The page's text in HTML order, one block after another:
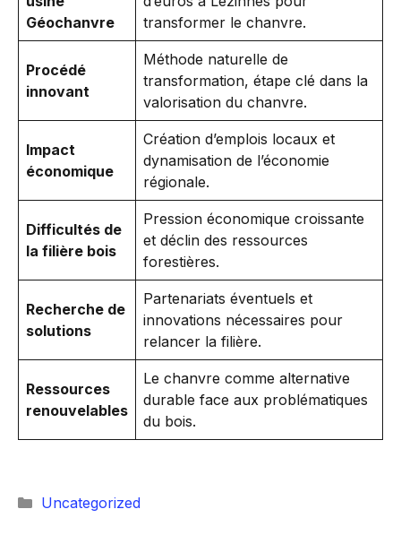
Géochanvre
transformer le chanvre.
Procédé
innovant
Méthode naturelle de
transformation, étape clé dans la
valorisation du chanvre.
Impact
économique
Création d’emplois locaux et
dynamisation de l’économie
régionale.
Difficultés de
la filière bois
Pression économique croissante
et déclin des ressources
forestières.
Recherche de
solutions
Partenariats éventuels et
innovations nécessaires pour
relancer la filière.
Ressources
renouvelables
Le chanvre comme alternative
durable face aux problématiques
du bois.
Catégories
Uncategorized